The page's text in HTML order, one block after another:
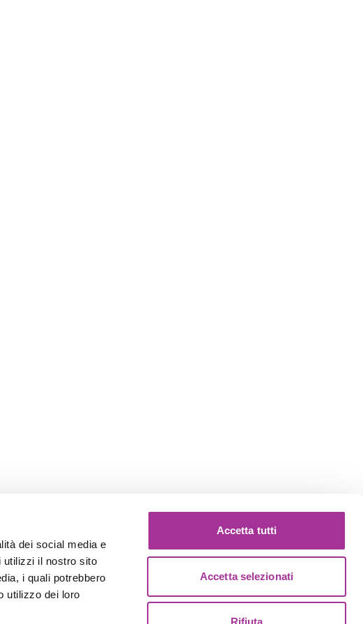
dei social media e
utilizzi il nostro sito
i quali potrebbero
utilizzo dei loro
Accetta tutti
Accetta selezionati
Rifiuta